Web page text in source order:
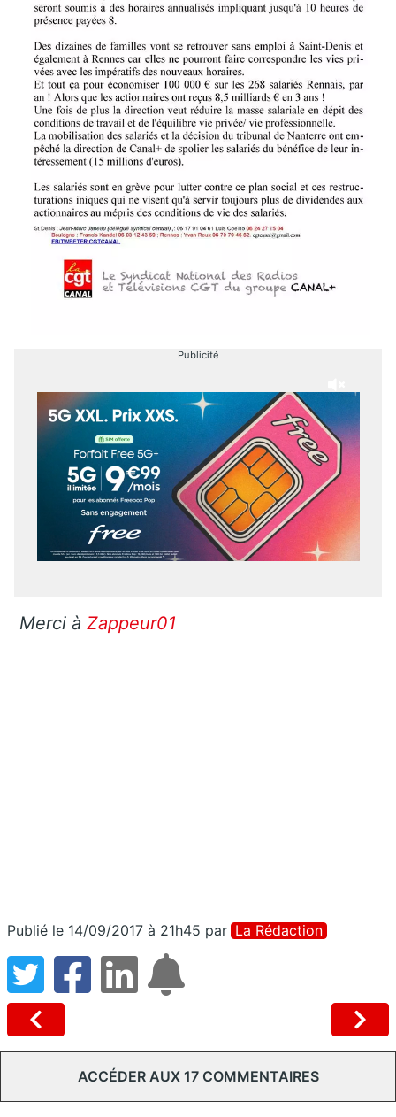
Publicité
Merci à Zappeur01
Publié le 14/09/2017 à 21h45 par La Rédaction
ACCÉDER AUX 17 COMMENTAIRES